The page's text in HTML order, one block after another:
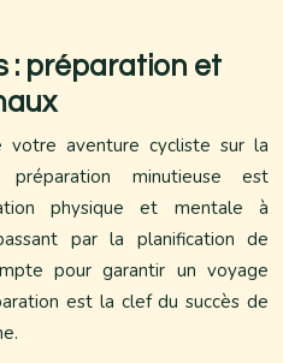
: préparation et
aventure cycliste sur la
minutieuse est
physique et mentale à
par la planification de
pour garantir un voyage
est la clef du succès de